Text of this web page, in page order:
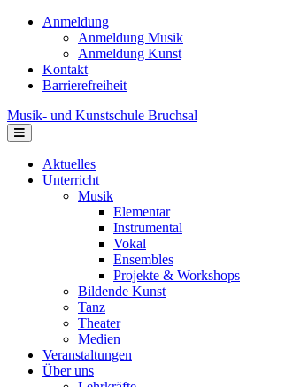
Anmeldung
Anmeldung Musik
Anmeldung Kunst
Kontakt
Barrierefreiheit
Musik- und Kunstschule Bruchsal
Navigation
Aktuelles
Unterricht
Musik
Elementar
Instrumental
Vokal
Ensembles
Projekte & Workshops
Bildende Kunst
Tanz
Theater
Medien
Veranstaltungen
Über uns